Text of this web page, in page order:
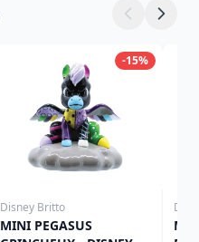
-15%
Disney Britto
MINI PEGASUS